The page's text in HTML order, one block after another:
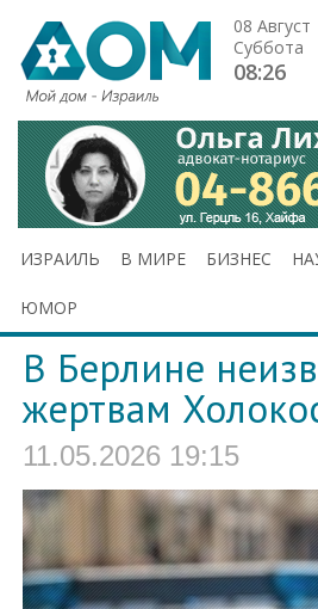
08 Август
Суббота
08:26
ИЗРАИЛЬ В МИРЕ БИЗНЕС
ЮМОР
В Берлине
жертвам
11.05.2026 19:15